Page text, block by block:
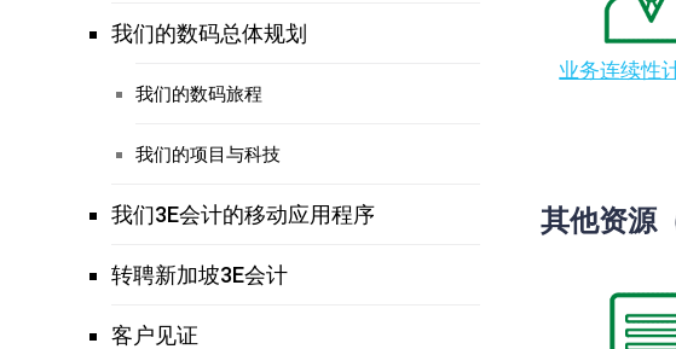
业务连续性
其他资源
我们的数码总体规划
我们的数码旅程
我们的项目与科技
我们3E会计的移动应用程序
转聘新加坡3E会计
客户见证